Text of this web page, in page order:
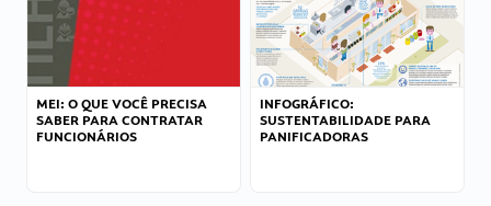
MEI: O QUE VOCÊ PRECISA
SABER PARA CONTRATAR
FUNCIONÁRIOS
INFOGRÁFICO:
SUSTENTABILIDADE PARA
PANIFICADORAS